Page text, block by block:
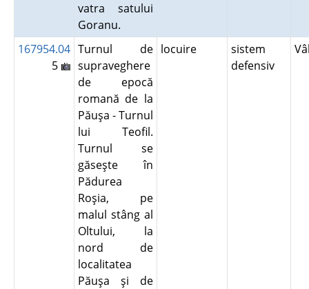
vatra satului
Goranu.
167954.04
5
Turnul de
supraveghere
de epocă
romană de la
Păuşa - Turnul
lui Teofil.
Turnul se
găseşte în
Pădurea
Roşia, pe
malul stâng al
Oltului, la
nord de
localitatea
Păuşa şi de
locuire
sistem
defensiv